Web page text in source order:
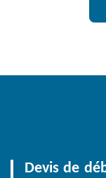
Devis de